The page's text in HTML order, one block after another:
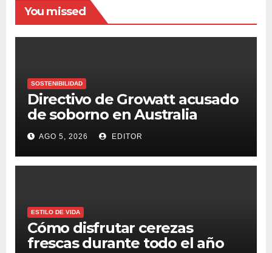
You missed
SOSTENIBILIDAD
Directivo de Growatt acusado
de soborno en Australia
AGO 5, 2026 EDITOR
ESTILO DE VIDA
Cómo disfrutar cerezas
frescas durante todo el año